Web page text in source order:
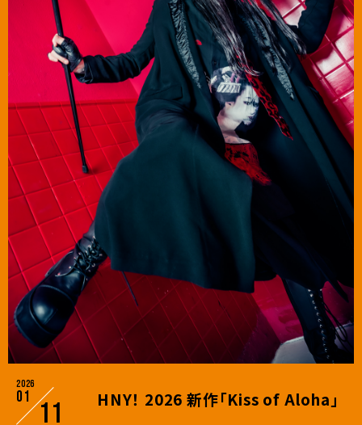
2026
01
11 HNY！ 2026 新作「Kiss of Aloha」